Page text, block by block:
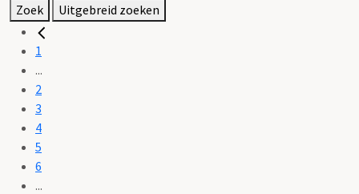
Zoek Uitgebreid zoeken
1
...
2
3
4
5
6
...